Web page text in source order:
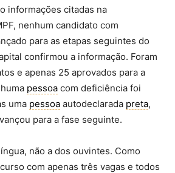
informações citadas na
nenhum candidato com
para as etapas seguintes do
confirmou a informação. Foram
e apenas 25 aprovados para a
pessoa com deficiência foi
uma pessoa autodeclarada preta,
para a fase seguinte.
não a dos ouvintes. Como
com apenas três vagas e todos